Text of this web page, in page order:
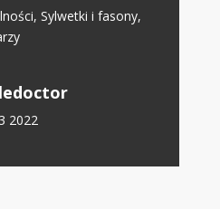
, Sylwetki i fasony,
2022